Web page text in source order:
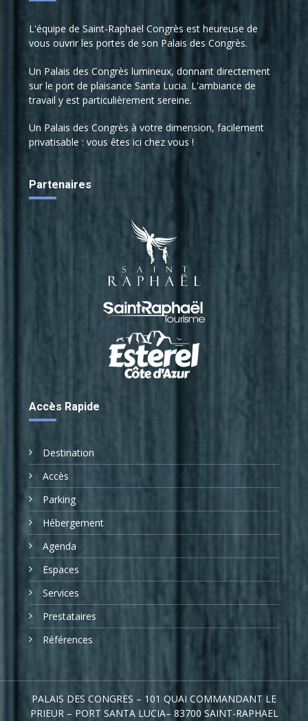
L'équipe de Saint-Raphaël Congrès est heureuse de
vous ouvrir les portes de son Palais des Congrès.
Un Palais des Congrès lumineux, donnant directement
sur le port de plaisance Santa Lucia. L'ambiance de
travail y est particulièrement sereine.
Un Palais des Congrès à votre dimension, facilement
privatisable : vous êtes ici chez vous !
Partenaires
Accès Rapide
Destination
Accès
Parking
Hébergement
Agenda
Espaces
Services
Prestataires
Références
PALAIS DES CONGRES – 101 QUAI COMMANDANT LE
PRIEUR – PORT SANTA LUCIA– 83700 SAINT-RAPHAEL